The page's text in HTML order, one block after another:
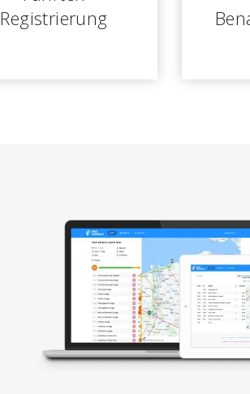
Registrierung